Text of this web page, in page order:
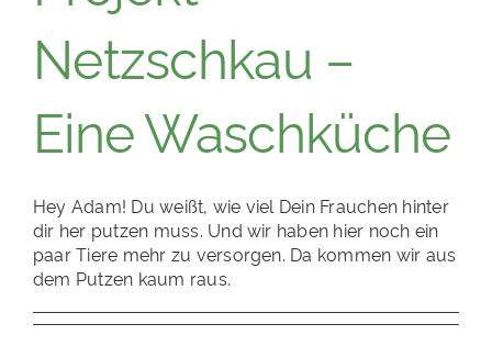
Netzschkau –
Eine Waschküche
Hey Adam! Du weißt, wie viel Dein Frauchen hinter
dir her putzen muss. Und wir haben hier noch ein
paar Tiere mehr zu versorgen. Da kommen wir aus
dem Putzen kaum raus.